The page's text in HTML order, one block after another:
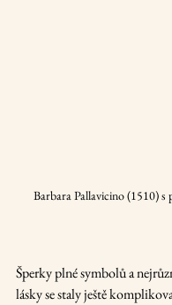
Barbara Pallavicino (1510) s
Šperky plné symbolů a
lásky se staly ještě